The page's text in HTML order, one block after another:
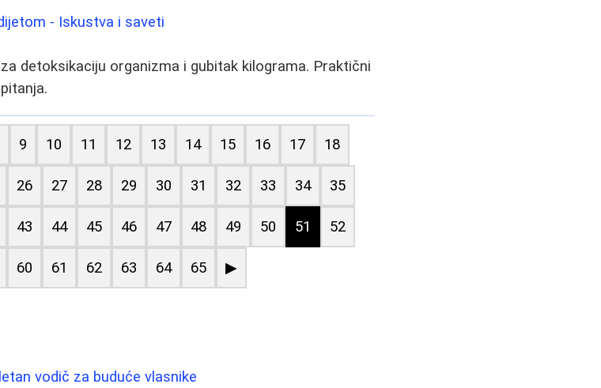
- Iskustva i saveti
detoksikaciju organizma i gubitak kilograma. Praktični
9 10 11 12 13 14 15 16 17 18
26 27 28 29 30 31 32 33 34 35
43 44 45 46 47 48 49 50 51 52
60 61 62 63 64 65 ▶
vodič za buduće vlasnike